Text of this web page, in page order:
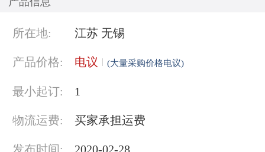
所在地: 江苏 无锡
产品价格: 电议 (大量采购价格电议)
最小起订: 1
物流运费: 买家承担运费
发布时间: 2020-02-28